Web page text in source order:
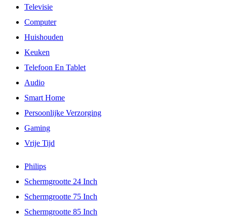
Televisie
Computer
Huishouden
Keuken
Telefoon En Tablet
Audio
Smart Home
Persoonlijke Verzorging
Gaming
Vrije Tijd
Philips
Schermgrootte 24 Inch
Schermgrootte 75 Inch
Schermgrootte 85 Inch